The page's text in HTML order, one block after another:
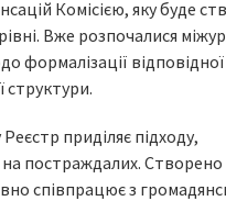
Комісією, яку буде
Вже розпочалися
формалізації відповідної
структури.
приділяє підходу,
постраждалих. Створено
співпрацює з